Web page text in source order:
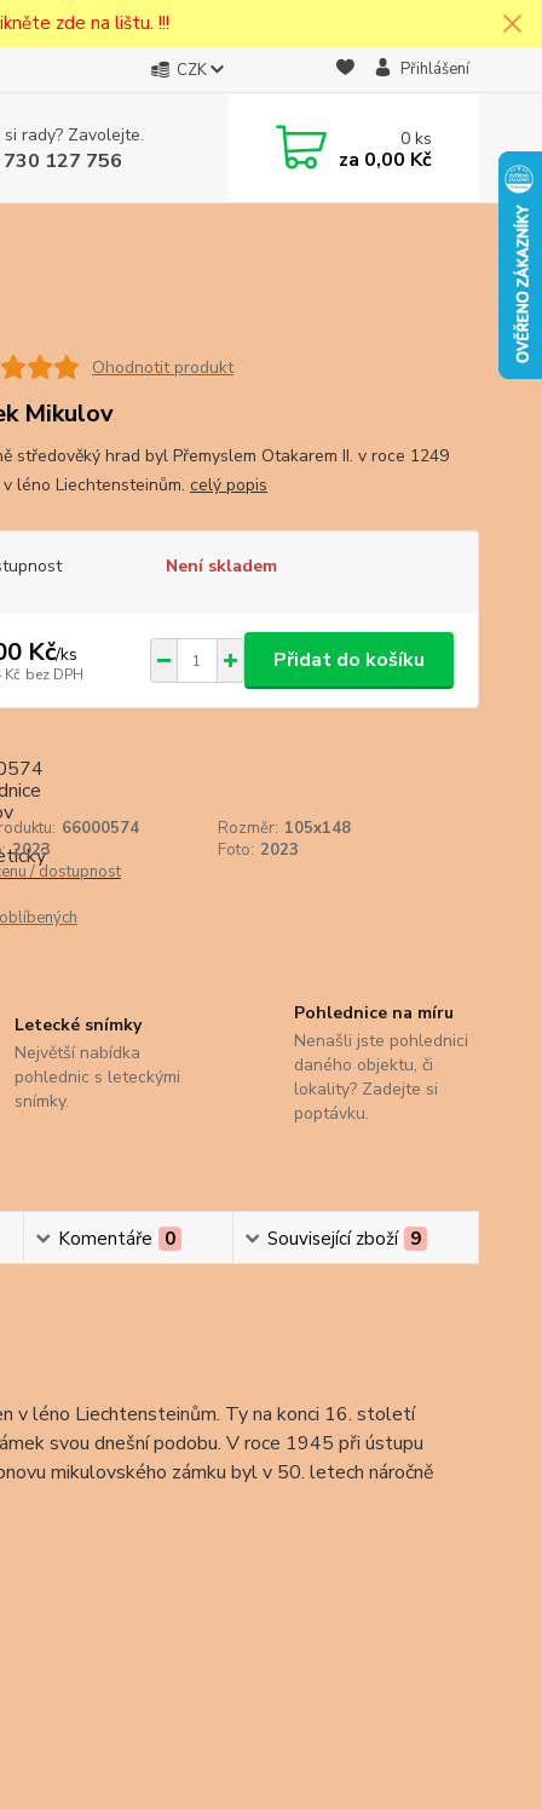
zde na lištu. !!!
CZK Přihlášení
rady? Zavolejte.
127 756
0ks
za 0,00 Kč
Ohodnotit produkt
Mikulov
středověký hrad byl Přemyslem Otakarem II. v roce 1249
léno Liechtensteinům. celý popis
Není skladem
Kč/ks
Kč bez DPH
Přidat do košíku
66000574 Rozměr: 105x148
2023 Foto: 2023
/ dostupnost
Letecké snímky
Největší nabídka
pohlednic s leteckými
snímky.
Pohlednice na míru
Nenašli jste pohlednici
daného objektu, či
lokality? Zadejte si
poptávku.
Komentáře 0 Související zboží 9
v léno Liechtensteinům. Ty na konci 16. století
svou dnešní podobu. V roce 1945 při ústupu
mikulovského zámku byl v 50. letech náročně
v